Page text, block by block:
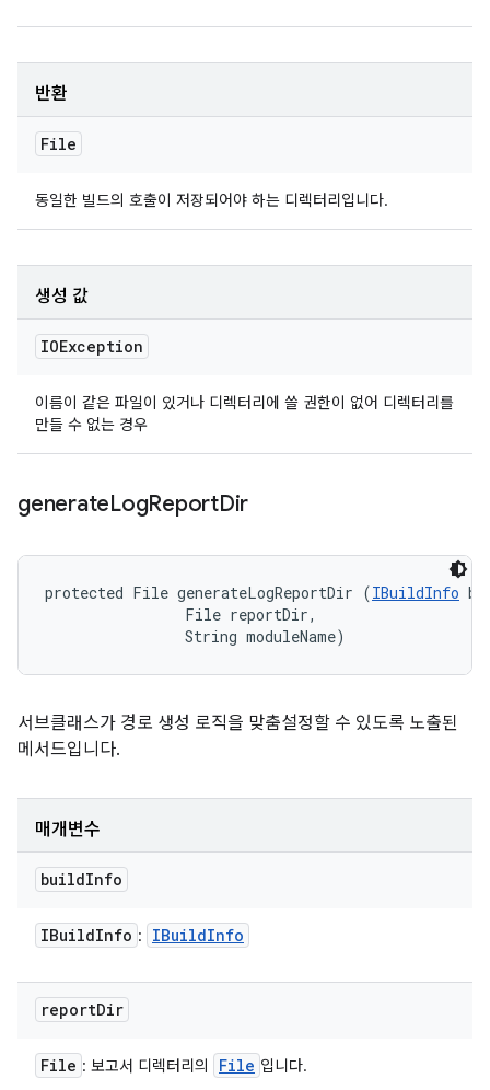
반환
File
동일한 빌드의 호출이 저장되어야 하는 디렉터리입니다.
생성 값
IOException
이름이 같은 파일이 있거나 디렉터리에 쓸 권한이 없어 디렉터리를
만들 수 없는 경우
generateLogReportDir
protected File generateLogReportDir (IBuildInfo
                File reportDir,
                String moduleName)
서브클래스가 경로 생성 로직을 맞춤설정할 수 있도록 노출된
메서드입니다.
매개변수
buildInfo
IBuildInfo : IBuildInfo
reportDir
File : 보고서 디렉터리의 File 입니다.